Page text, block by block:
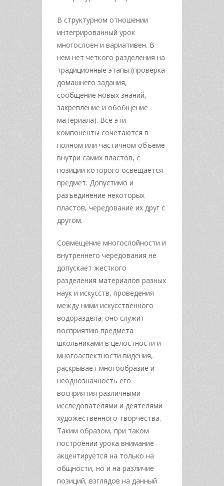
В структурном отношении
интегрированный урок
многослоен и вариативен. В
нем нет четкого разделения на
традиционные этапы (проверка
домашнего задания,
сообщение новых знаний,
закрепление и обобщение
материала). Все эти
компоненты сочетаются в
полном или частичном объеме
внутри самих пластов, с
позиции которого освещается
предмет. Допустимо и
разъединение некоторых
пластов, чередование их друг с
другом.
Совмещение многослойности и
внутреннего чередования не
допускает жесткого
разделения материалов разных
наук и искусств, проведения
между ними искусственного
водораздела; оно служит
восприятию предмета
школьниками в целостности и
многоаспектности видения,
раскрывает многообразие и
неоднозначность его
восприятия различными
исследователями и деятелями
художественного творчества.
Таким образом, при таком
построении урока внимание
акцентируется на только на
общности, но и на различие
позиций, взглядов на данный